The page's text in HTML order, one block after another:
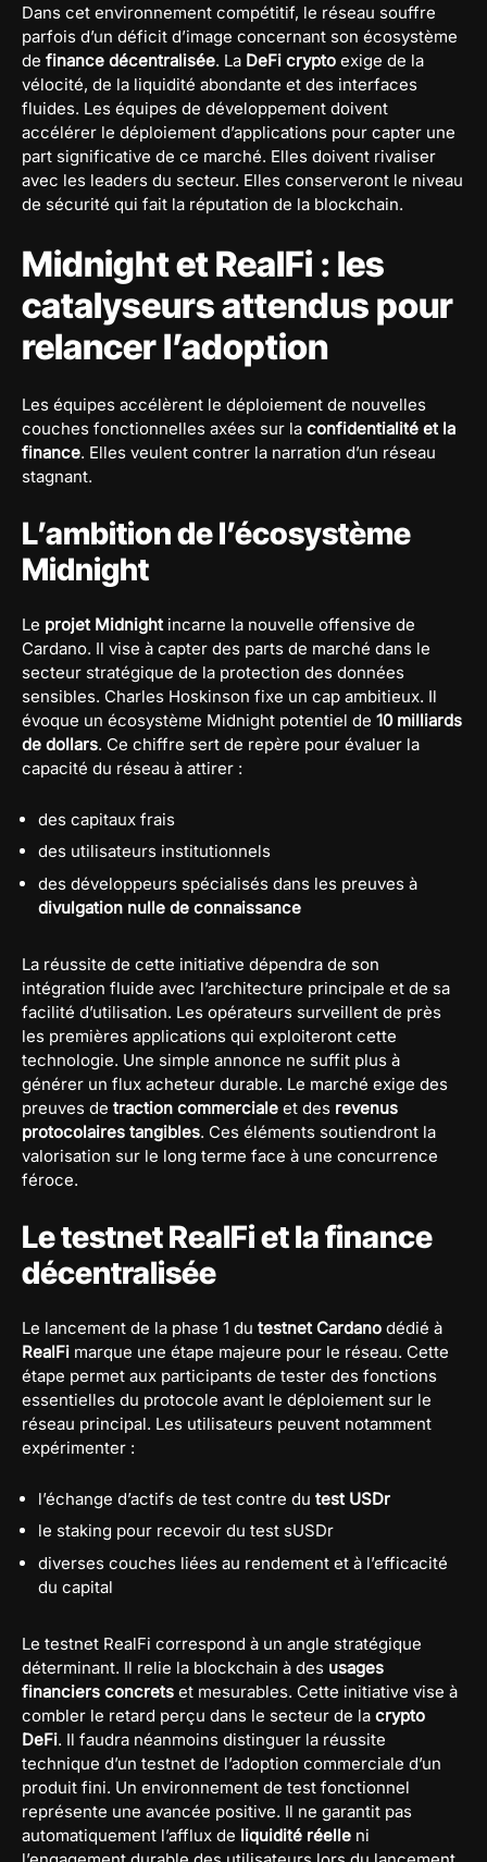
Dans cet environnement compétitif, le réseau souffre
parfois d’un déficit d’image concernant son écosystème
de finance décentralisée. La DeFi crypto exige de la
vélocité, de la liquidité abondante et des interfaces
fluides. Les équipes de développement doivent
accélérer le déploiement d’applications pour capter une
part significative de ce marché. Elles doivent rivaliser
avec les leaders du secteur. Elles conserveront le niveau
de sécurité qui fait la réputation de la blockchain.
Midnight et RealFi : les
catalyseurs attendus pour
relancer l’adoption
Les équipes accélèrent le déploiement de nouvelles
couches fonctionnelles axées sur la confidentialité et la
finance. Elles veulent contrer la narration d’un réseau
stagnant.
L’ambition de l’écosystème
Midnight
Le projet Midnightincarne la nouvelle offensive de
Cardano. Il vise à capter des parts de marché dans le
secteur stratégique de la protection des données
sensibles. Charles Hoskinson fixe un cap ambitieux. Il
évoque un écosystème Midnight potentiel de 10 milliards
de dollars. Ce chiffre sert de repère pour évaluer la
capacité du réseau à attirer :
des capitaux frais
des utilisateurs institutionnels
des développeurs spécialisés dans les preuves à
divulgation nulle de connaissance
La réussite de cette initiative dépendra de son
intégration fluide avec l’architecture principale et de sa
facilité d’utilisation. Les opérateurs surveillent de près
les premières applications qui exploiteront cette
technologie. Une simple annonce ne suffit plus à
générer un flux acheteur durable. Le marché exige des
preuves de traction commerciale et des revenus
protocolaires tangibles. Ces éléments soutiendront la
valorisation sur le long terme face à une concurrence
féroce.
Le testnet RealFi et la finance
décentralisée
Le lancement de la phase 1 du testnet Cardano dédié à
RealFi marque une étape majeure pour le réseau. Cette
étape permet aux participants de tester des fonctions
essentielles du protocole avant le déploiement sur le
réseau principal. Les utilisateurs peuvent notamment
expérimenter :
l’échange d’actifs de test contre du test USDr
le staking pour recevoir du test sUSDr
diverses couches liées au rendement et à l’efficacité
du capital
Le testnet RealFi correspond à un angle stratégique
déterminant. Il relie la blockchain à des usages
financiers concrets et mesurables. Cette initiative vise à
combler le retard perçu dans le secteur de la crypto
DeFi. Il faudra néanmoins distinguer la réussite
technique d’un testnet de l’adoption commerciale d’un
produit fini. Un environnement de test fonctionnel
représente une avancée positive. Il ne garantit pas
automatiquement l’afflux de liquidité réelle ni